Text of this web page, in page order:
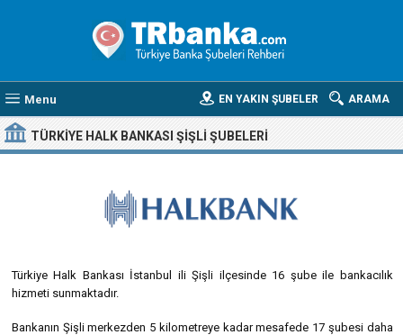
Menu ARAMA
EN YAKIN ŞUBELER
TÜRKIYE HALK BANKASI ŞIŞLI ŞUBELERI
Türkiye Halk Bankası İstanbul ili Şişli ilçesinde 16 şube ile bankacılık
hizmeti sunmaktadır.
Bankanın Şişli merkezden 5 kilometreye kadar mesafede 17 şubesi daha